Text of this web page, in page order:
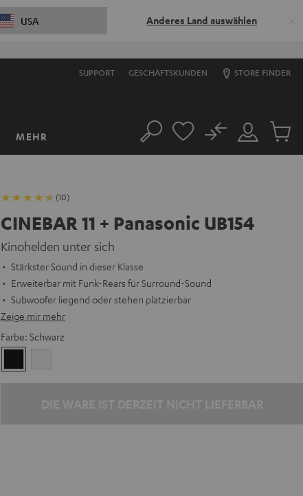
USA Anderes Land auswählen
SUPPORT GESCHÄFTSKUNDEN STORE FINDER
MEHR Suche
Mein
Konto
No
Artikel
(10)
CINEBAR 11 + Panasonic UB154
Kinohelden unter sich
Stärkster Sound in dieser Klasse
Erweiterbar mit Funk-Rears für Surround-Sound
Subwoofer liegend oder stehen platzierbar
Zeige mir mehr
Farbe: Schwarz